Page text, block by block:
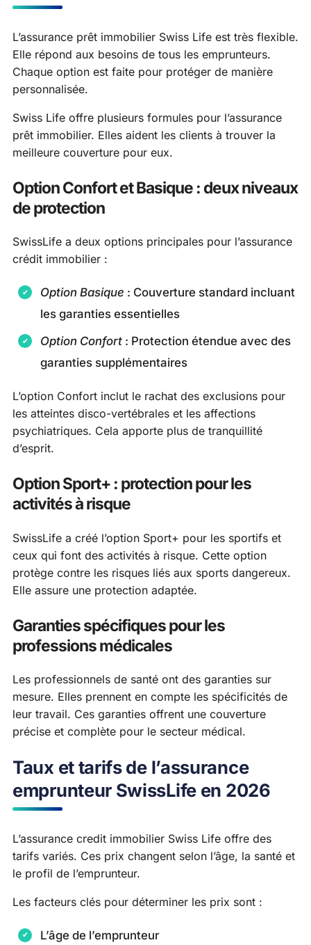
L’assurance prêt immobilier Swiss Life est très flexible.
Elle répond aux besoins de tous les emprunteurs.
Chaque option est faite pour protéger de manière
personnalisée.
Swiss Life offre plusieurs formules pour l’assurance
prêt immobilier. Elles aident les clients à trouver la
meilleure couverture pour eux.
Option Confort et Basique : deux niveaux
de protection
SwissLife a deux options principales pour l’assurance
crédit immobilier :
Option Basique : Couverture standard incluant
les garanties essentielles
Option Confort : Protection étendue avec des
garanties supplémentaires
L’option Confort inclut le rachat des exclusions pour
les atteintes disco-vertébrales et les affections
psychiatriques. Cela apporte plus de tranquillité
d’esprit.
Option Sport+ : protection pour les
activités à risque
SwissLife a créé l’option Sport+ pour les sportifs et
ceux qui font des activités à risque. Cette option
protège contre les risques liés aux sports dangereux.
Elle assure une protection adaptée.
Garanties spécifiques pour les
professions médicales
Les professionnels de santé ont des garanties sur
mesure. Elles prennent en compte les spécificités de
leur travail. Ces garanties offrent une couverture
précise et complète pour le secteur médical.
Taux et tarifs de l’assurance
emprunteur SwissLife en 2026
L’assurance credit immobilier Swiss Life offre des
tarifs variés. Ces prix changent selon l’âge, la santé et
le profil de l’emprunteur.
Les facteurs clés pour déterminer les prix sont :
L’âge de l’emprunteur